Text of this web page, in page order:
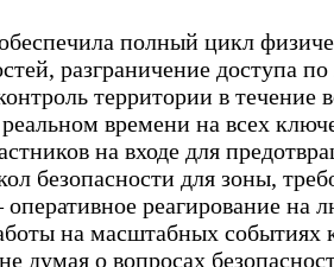
полный цикл
разграничение доступа
территории в течение
времени на всех
на входе для
безопасности для зоны,
реагирование на
на масштабных
думая о вопросах